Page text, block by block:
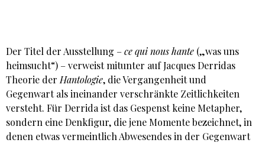
Der Titel der Ausstellung –ce qui nous hante („was uns
heimsucht“) – verweist mitunter auf Jacques Derridas
Theorie derHantologie, die Vergangenheit und
Gegenwart als ineinander verschränkte Zeitlichkeiten
versteht. Für Derrida ist das Gespenst keine Metapher,
sondern eine Denkfigur, die jene Momente bezeichnet, in
denen etwas vermeintlich Abwesendes in der Gegenwart